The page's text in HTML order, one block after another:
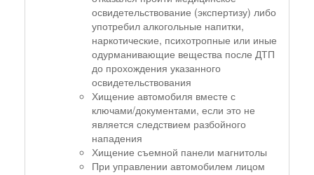
освидетельствование (экспертизу) либо
употребил алкогольные напитки,
наркотические, психотропные или иные
одурманивающие вещества после ДТП
до прохождения указанного
освидетельствования
Хищение автомобиля вместе с
ключами/документами, если это не
является следствием разбойного
нападения
Хищение съемной панели магнитолы
При управлении автомобилем лицом